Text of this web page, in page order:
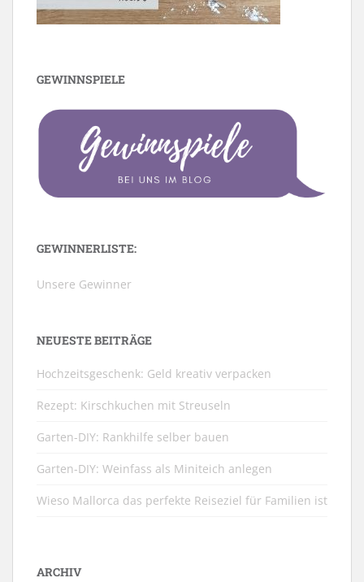
GEWINNSPIELE
GEWINNERLISTE:
Unsere Gewinner
NEUESTE BEITRÄGE
Hochzeitsgeschenk: Geld kreativ verpacken
Rezept: Kirschkuchen mit Streuseln
Garten-DIY: Rankhilfe selber bauen
Garten-DIY: Weinfass als Miniteich anlegen
Wieso Mallorca das perfekte Reiseziel für Familien ist
ARCHIV